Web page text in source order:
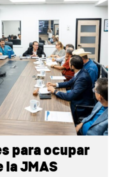
para ocupar
la JMAS